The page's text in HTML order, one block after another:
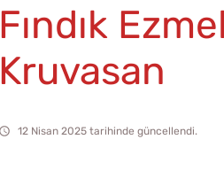
Fındık
Kruvasan
12 Nisan 2025 tarihinde güncellendi.